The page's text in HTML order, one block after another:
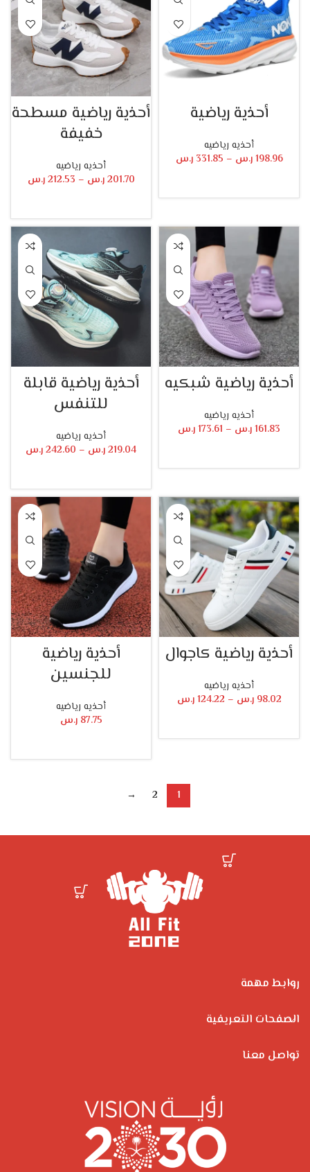
أحذية رياضية
أحذيه رياضيه
198.96 ر.س –
331.85 ر.س
أحذية رياضية مسطحة
خفيفة
أحذيه رياضيه
201.70 ر.س –
212.53 ر.س
أحذية رياضية شبكيه
أحذيه رياضيه
161.83ر.س –
173.61ر.س
أحذية رياضية قابلة
للتنفس
أحذيه رياضيه
219.04ر.س –
242.60ر.س
أحذية رياضية كاجوال
أحذيه رياضيه
98.02 ر.س –
124.22 ر.س
أحذية رياضية
للجنسين
أحذيه رياضيه
87.75 ر.س
1
2
→
روابط مهمة
الصفحات التعريفية
تواصل معنا